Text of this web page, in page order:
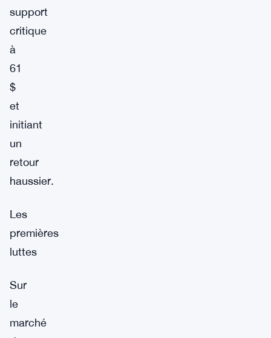
support
critique
à
61
$
et
initiant
un
retour
haussier.
Les
premières
luttes
Sur
le
marché